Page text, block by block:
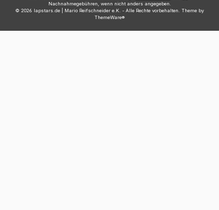
Nachnahmegebühren, wenn nicht anders angegeben.
© 2026 lapstars.de | Mario Reifschneider e.K. - Alle Rechte vorbehalten. Theme by
ThemeWare®